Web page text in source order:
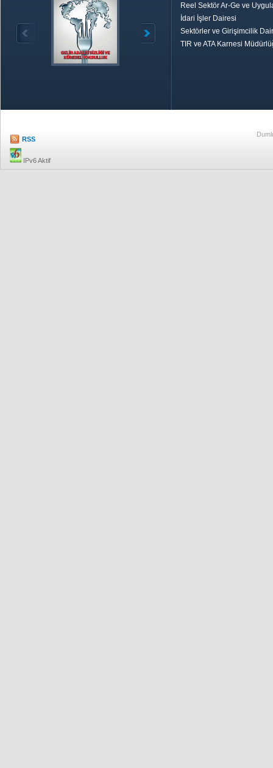
Reel Sektör Ar-Ge ve
İdari İşler Dairesi
Sektörler ve Girişimcilik
TIR ve ATA Karnesi
RSS
IPv6 Aktif